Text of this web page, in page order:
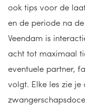
ook tips voor de
en de periode na
Veendam is
acht tot maximaal
eventuele partner,
volgt. Elke les zie